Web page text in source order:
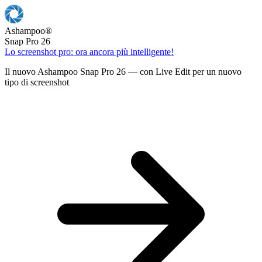
Ashampoo®
Snap Pro 26
Lo screenshot pro: ora ancora più intelligente!
Il nuovo Ashampoo Snap Pro 26 — con Live Edit per un nuovo
tipo di screenshot